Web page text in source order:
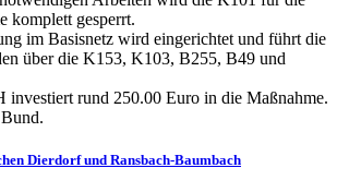
komplett gesperrt.
im Basisnetz wird eingerichtet und führt die
über die K153, K103, B255, B49 und
investiert rund 250.00 Euro in die Maßnahme.
Dierdorf und Ransbach-Baumbach